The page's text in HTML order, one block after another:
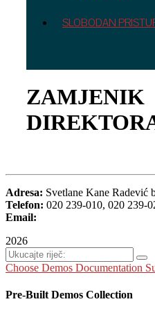
SLOBODAN
ZAMJENIK
Adresa: Svetlane Kane Radević
Telefon: 020 239-010, 020 239-
Email:
2026
Choose Demos Documentation
Pre-Built Demos Collection